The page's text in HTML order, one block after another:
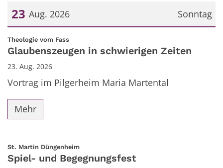
Sonntag
23 Aug. 2026
Datum: 23. August 2026
Theologie vom Fass:
Glaubenszeugen in schwierigen Zeiten
23. Aug. 2026
Vortrag im Pilgerheim Maria Martental
Mehr
St. Martin Düngenheim:
Spiel- und Begegnungsfest